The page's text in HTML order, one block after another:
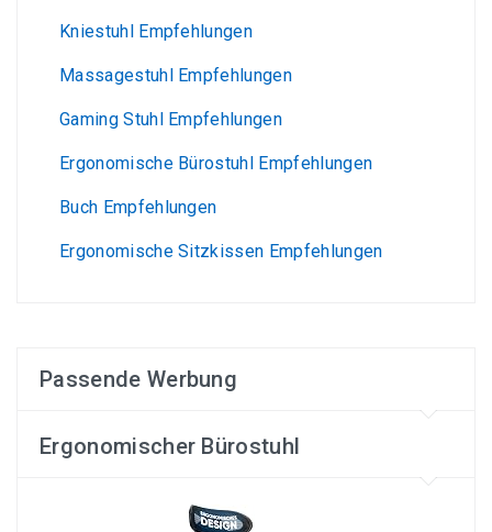
Kniestuhl Empfehlungen
Massagestuhl Empfehlungen
Gaming Stuhl Empfehlungen
Ergonomische Bürostuhl Empfehlungen
Buch Empfehlungen
Ergonomische Sitzkissen Empfehlungen
Passende Werbung
Ergonomischer Bürostuhl